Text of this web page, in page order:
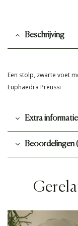
Beschrijving
Een stolp, zwarte voet
Euphaedra Preussi
Extra informatie
Beoordelingen